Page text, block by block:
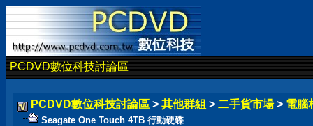
PCDVD數位科技討論區
PCDVD數位科技討論區 > 其他群組 > 二手貨市場 > 電腦
Seagate One Touch 4TB 行動硬碟